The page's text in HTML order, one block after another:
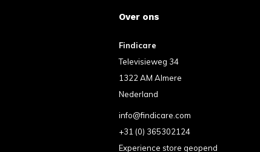
Over ons
Findicare
Televisieweg 34
1322 AM Almere
Nederland
info@findicare.com
+31 (0) 365302124
Experience store geopend